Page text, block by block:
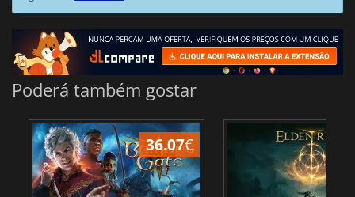
Poderá também gostar
36.07€